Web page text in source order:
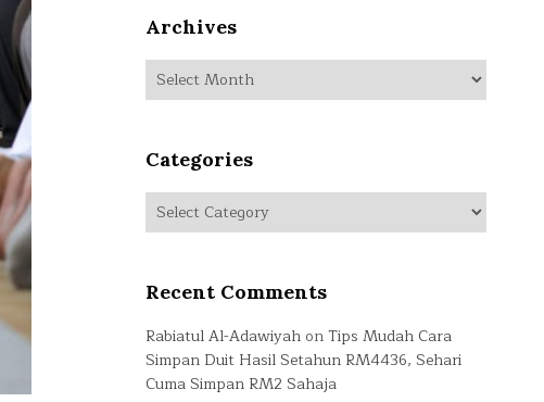
Archives
Archives
Categories
Categories
Recent Comments
Rabiatul Al-Adawiyah onTips Mudah Cara
Simpan Duit Hasil Setahun RM4436, Sehari
Cuma Simpan RM2 Sahaja